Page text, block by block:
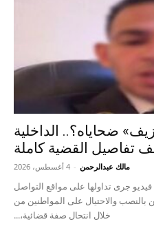
ضحاياه؟.. الداخلية
تفاصيل القضية كاملة
مالك عبدالرحمن - 4 أغسطس، 2026
جرى تداولها على مواقع التواصل
والاحتيال على المواطنين من
خلال انتحال صفة قضائية،...